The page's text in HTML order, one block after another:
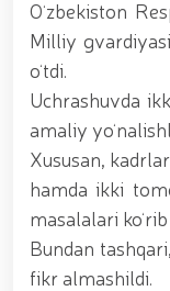
kiritilgan
vositalari olib
markazida
nufuzli
jarayonlari
belgilab bergan
o‘tkazildi / /
voleybol
universiteti
uchuvchisiz
o‘qilishi
Oʻzbekiston
Milliy
oʻtdi.
Uchrashuvda
amaliy
Xususan,
hamda ikki
masalalari
Bundan
fikr almashildi.